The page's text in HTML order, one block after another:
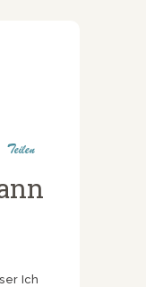
Teilen
Ich